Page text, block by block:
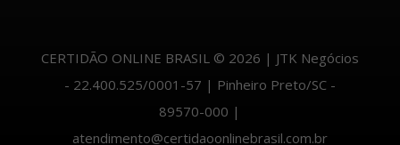
CERTIDÃO ONLINE BRASIL © 2026 | JTK Negócios
- 22.400.525/0001-57 | Pinheiro Preto/SC -
89570-000 |
atendimento@certidaoonlinebrasil.com.br